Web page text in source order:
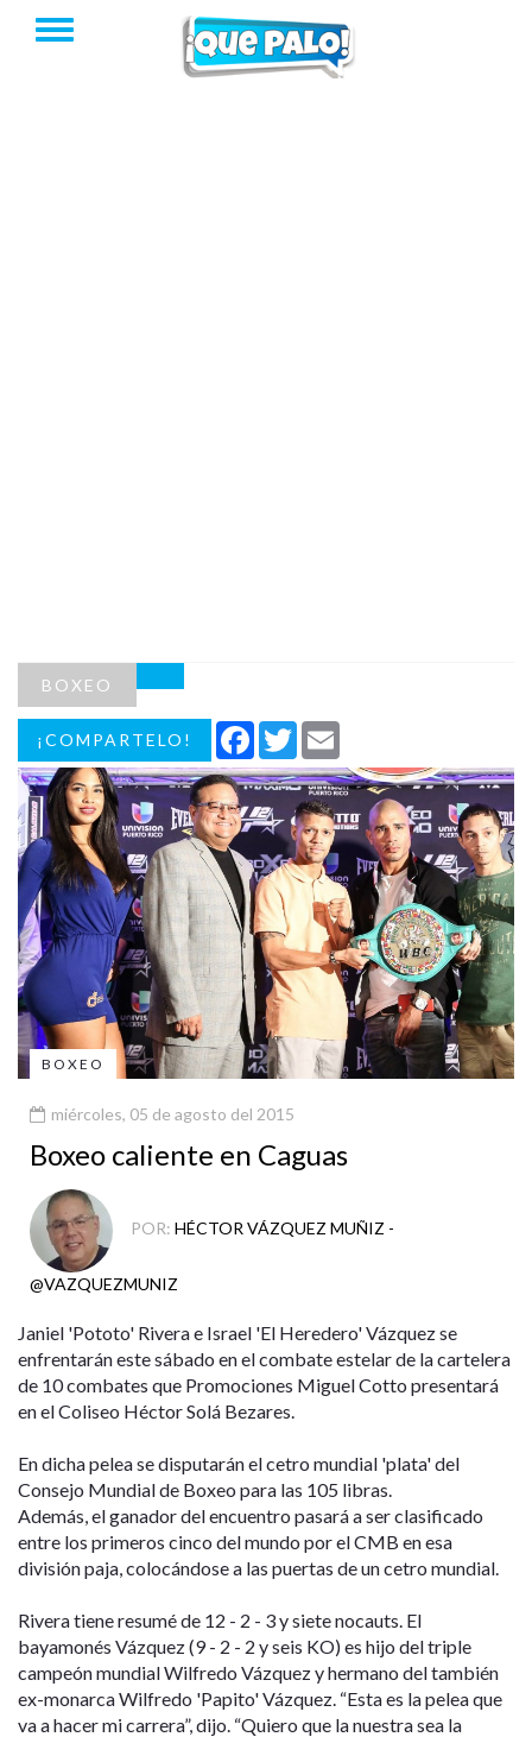
BOXEO
¡COMPARTELO! Facebook
Twitter
BOXEO
miércoles, 05 de agosto del 2015
Boxeo caliente en Caguas
POR: HÉCTOR VÁZQUEZ MUÑIZ -
@VAZQUEZMUNIZ
Janiel 'Pototo' Rivera e Israel 'El Heredero' Vázquez se
enfrentarán este sábado en el combate estelar de la cartelera
de 10 combates que Promociones Miguel Cotto presentará
en el Coliseo Héctor Solá Bezares.
En dicha pelea se disputarán el cetro mundial 'plata' del
Consejo Mundial de Boxeo para las 105 libras.
Además, el ganador del encuentro pasará a ser clasificado
entre los primeros cinco del mundo por el CMB en esa
división paja, colocándose a las puertas de un cetro mundial.
Rivera tiene resumé de 12 - 2 - 3 y siete nocauts. El
bayamonés Vázquez (9 - 2 - 2 y seis KO) es hijo del triple
campeón mundial Wilfredo Vázquez y hermano del también
ex-monarca Wilfredo 'Papito' Vázquez. “Esta es la pelea que
va a hacer mi carrera”, dijo. “Quiero que la nuestra sea la